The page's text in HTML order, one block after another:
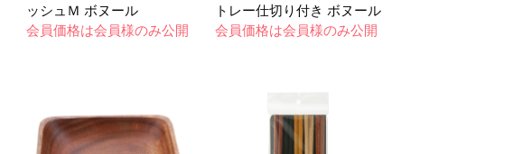
ッシュＭ ボヌール
会員価格は会員様のみ公開
トレー仕切り付き ボヌール
会員価格は会員様のみ公開